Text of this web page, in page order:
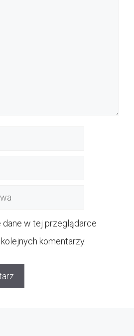
dane w tej przeglądarce
komentarzy.